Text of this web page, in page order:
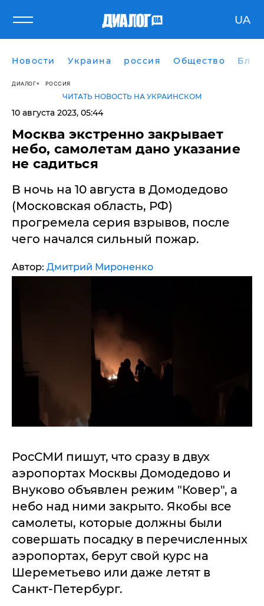
UA
Новости Украина россия Общество
ДИАЛОГ РОССИЯ
ЧИТАТЬ НОВОСТЬ НА УКРАИНСКОМ
10 августа 2023, 05:44
​Москва экстренно закрывает
небо, самолетам дано указание
не садиться
В ночь на 10 августа в Домодедово
(Московская область, РФ)
прогремела серия взрывов, после
чего начался сильный пожар.
Автор: Дмитрий Мироненко
РосСМИ пишут, что сразу в двух
аэропортах Москвы Домодедово и
Внуково объявлен режим "Ковер", а
небо над ними закрыто. Якобы все
самолеты, которые должны были
совершать посадку в перечисленных
аэропортах, берут свой курс на
Шереметьево или даже летят в
Санкт-Петербург.